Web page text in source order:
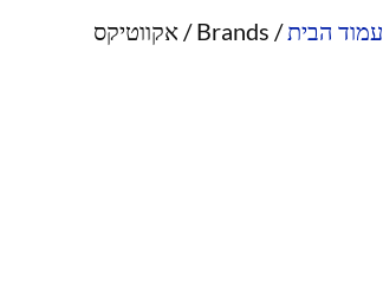
עמוד הבית/ Brands / אקווטיקס